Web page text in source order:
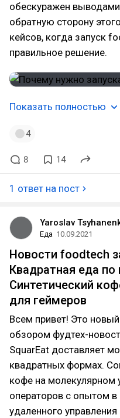
обескуражен
обратную сторону
кейсов, когда запуск
правильное решение.
Показать полностью
4
8 14
1 ответ на пост
Yaroslav
Еда 10.09.2021
Новости foodtech
Квадратная еда по
Синтетический
для геймеров
Всем привет! Это
обзором фудтех-
SquarEat доставляет
квадратных формах.
кофе на молекулярном
операторов с опытом
удаленного